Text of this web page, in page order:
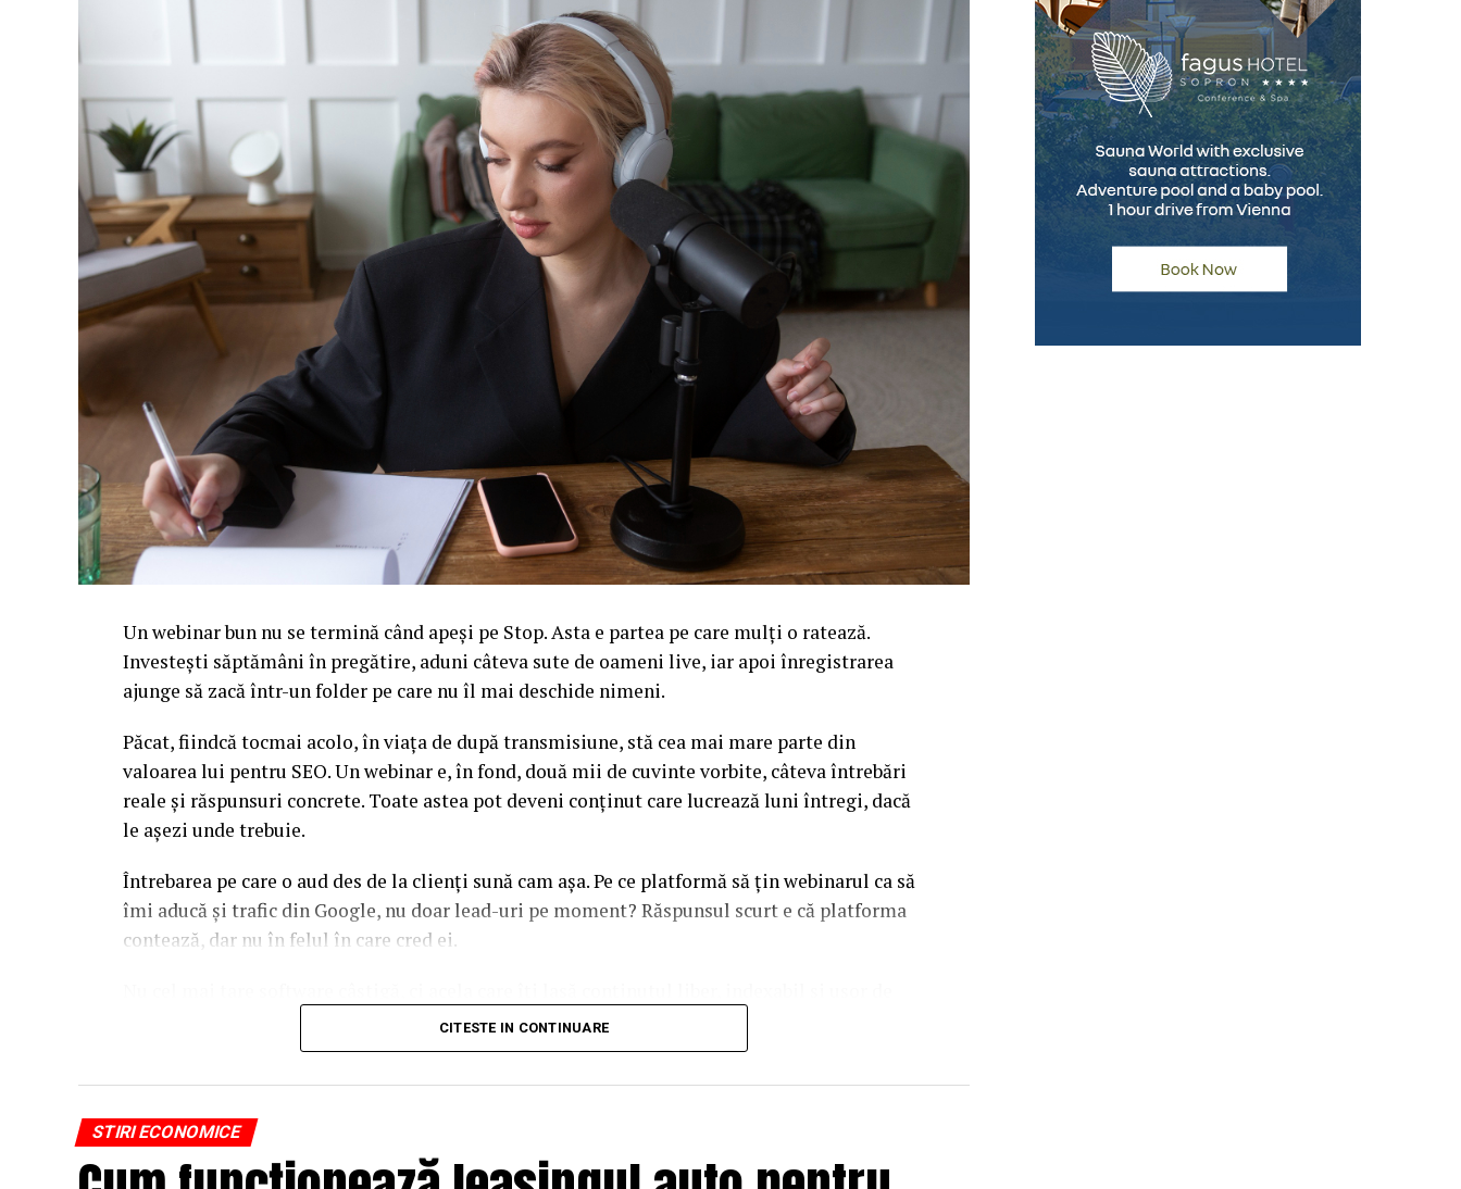
Un webinar bun nu se termină când apeși pe Stop. Asta e partea pe care mulți o ratează.
Investești săptămâni în pregătire, aduni câteva sute de oameni live, iar apoi înregistrarea
ajunge să zacă într-un folder pe care nu îl mai deschide nimeni.
Păcat, fiindcă tocmai acolo, în viața de după transmisiune, stă cea mai mare parte din
valoarea lui pentru SEO. Un webinar e, în fond, două mii de cuvinte vorbite, câteva întrebări
reale și răspunsuri concrete. Toate astea pot deveni conținut care lucrează luni întregi, dacă
le așezi unde trebuie.
Întrebarea pe care o aud des de la clienți sună cam așa. Pe ce platformă să țin webinarul ca să
îmi aducă și trafic din Google, nu doar lead-uri pe moment? Răspunsul scurt e că platforma
contează, dar nu în felul în care cred ei.
reutilizat. Hai să o luăm pe îndelete, fiindcă diferențele dintre opțiuni sunt mai subtile decât
Google
CITESTE IN CONTINUARE
STIRI ECONOMICE